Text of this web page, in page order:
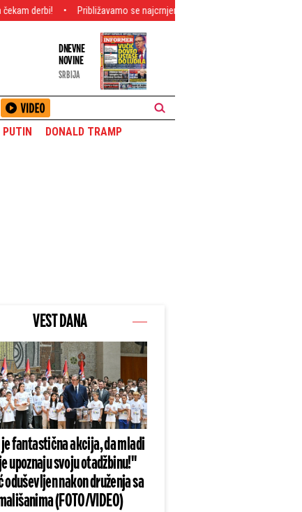
Približavamo se najcrnjem scenariju: Ako Iran ovo uradi, sledi totalni rat
DNEVNE
NOVINE
SRBIJA
DONALD TRAMP
VEST DANA
fantastična akcija, da mladi
upoznaju svoju otadžbinu!"
oduševljen nakon druženja sa
(FOTO/VIDEO)